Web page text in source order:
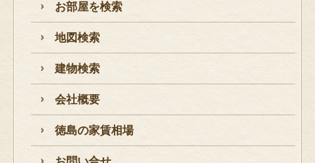
お部屋を検索
地図検索
建物検索
会社概要
徳島の家賃相場